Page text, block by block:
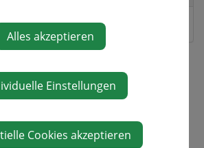
Alles akzeptieren
Einstellungen
Cookies akzeptieren